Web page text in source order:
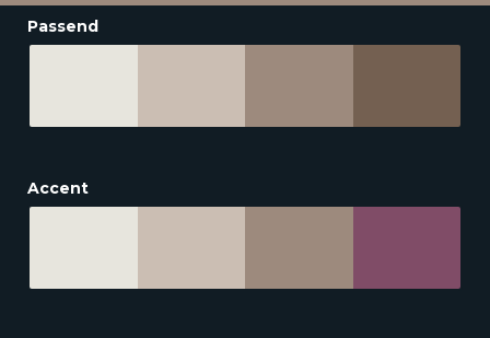
Passend
Accent